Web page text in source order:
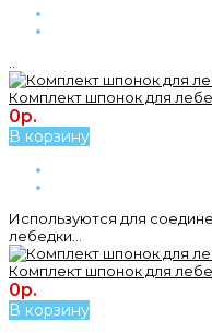
Комплект шпонок для
0р.
В корзину
Используются для
лебедки...
Комплект шпонок для
0р.
В корзину